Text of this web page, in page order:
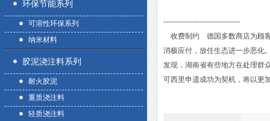
环保节能系列
可溶性环保系列
纳米材料
胶泥浇注料系列
耐火胶泥
重质浇注料
轻质浇注料
--------------------------------
收费制约 德国多数商店为顾客
消极应付，放任生态进一步恶化
发现，湖南省有些地方在处理群
可西里申遗成功为契机，将以更